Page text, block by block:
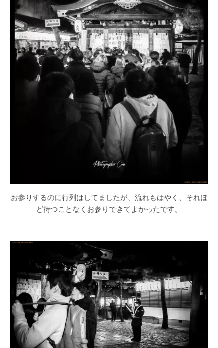
お参りするのに行列はしてましたが、流れもはやく、それほ
ど待つことなくお参りできてよかったです。